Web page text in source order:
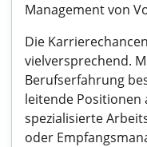
Management von
Die
vielversprechend.
Berufserfahrung
leitende Positionen
spezialisierte
oder